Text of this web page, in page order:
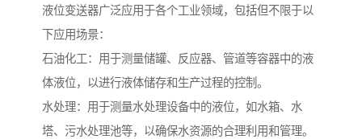
液位变送器广泛应用于各个工业领域，包括但不限于以
下应用场景：
石油化工：用于测量储罐、反应器、管道等容器中的液
体液位，以进行液体储存和生产过程的控制。
水处理：用于测量水处理设备中的液位，如水箱、水
塔、污水处理池等，以确保水资源的合理利用和管理。